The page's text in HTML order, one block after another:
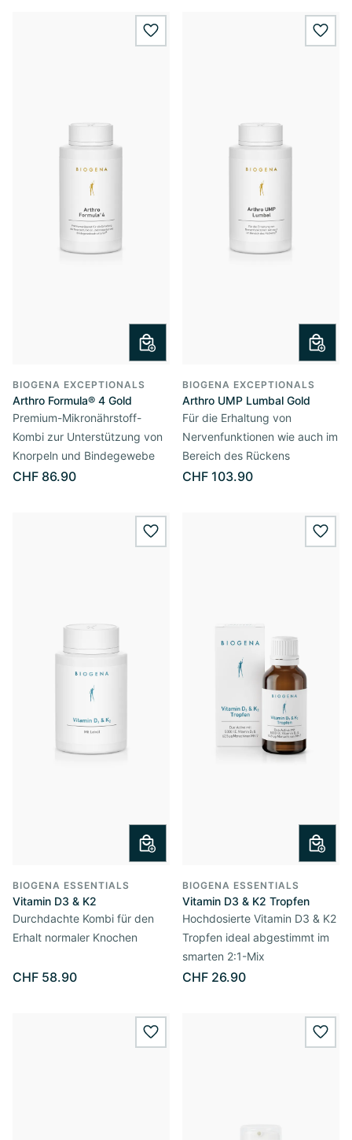
wishlist.add
BIOGENA EXCEPTIONALS
Arthro Formula® 4 Gold
Premium-Mikronährstoff-
Kombi zur Unterstützung von
Knorpeln und Bindegewebe
CHF 86.90
BIOGENA EXCEPTIONALS
Arthro UMP Lumbal Gold
Für die Erhaltung von
Nervenfunktionen wie auch im
Bereich des Rückens
CHF 103.90
wishlist.add
BIOGENA ESSENTIALS
Vitamin D3 & K2
Durchdachte Kombi für den
Erhalt normaler Knochen
CHF 58.90
BIOGENA ESSENTIALS
Vitamin D3 & K2 Tropfen
Hochdosierte Vitamin D3 & K2
Tropfen ideal abgestimmt im
smarten 2:1-Mix
CHF 26.90
wishlist.add